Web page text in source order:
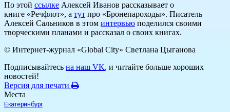
По этой ссылке Алексей Иванов рассказывает о
книге «Речфлот», а тут про «Бронепароходы». Писатель
Алексей Сальников в этом интервью поделился своими
творческими планами и рассказал о своих книгах.
© Интернет-журнал «Global City» Светлана Цыганова
Подписывайтесь на наш VK, и читайте больше хороших
новостей!
Версия для печати
Места
Екатеринбург